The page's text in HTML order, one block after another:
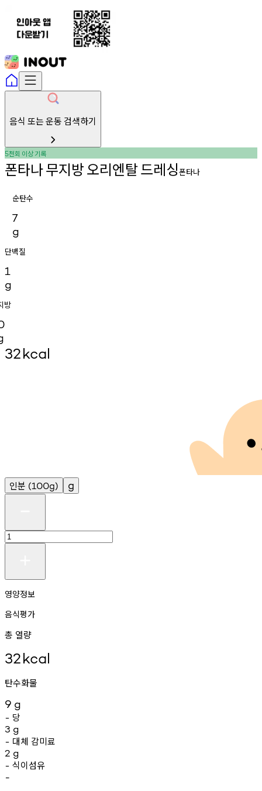
음식 또는 운동 검색하기
5천회 이상기록
폰타나무지방오리엔탈드레싱폰타나
순탄수
7
g
단백질
1
g
방
32kcal
인분 (100g) g
영양정보
음식평가
총 열량
32kcal
탄수화물
9 g
- 당
3 g
- 대체 감미료
2 g
- 식이섬유
-